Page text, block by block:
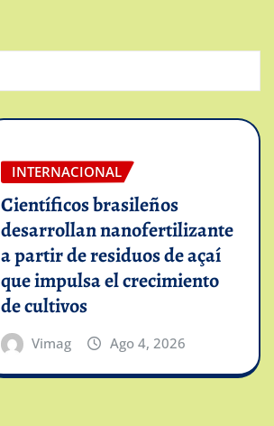
INTERNACIONAL
Científicos brasileños
desarrollan nanofertilizante
a partir de residuos de açaí
que impulsa el crecimiento
de cultivos
Vimag Ago 4, 2026